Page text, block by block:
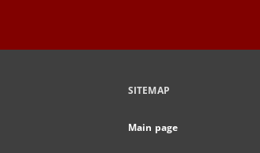
SITEMAP
Main page